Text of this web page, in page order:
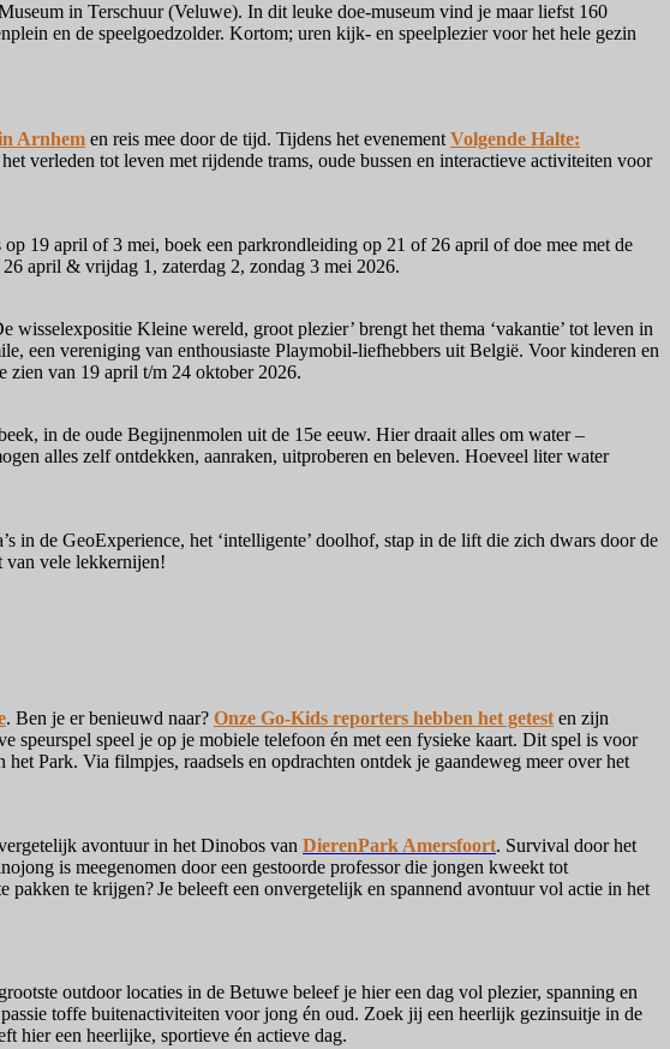
in Terschuur (Veluwe). In dit leuke doe-museum vind je maar liefst 160
en de speelgoedzolder. Kortom; uren kijk- en speelplezier voor het hele gezin
Arnhem en reis mee door de tijd. Tijdens het evenement Volgende Halte:
verleden tot leven met rijdende trams, oude bussen en interactieve activiteiten voor
19 april of 3 mei, boek een parkrondleiding op 21 of 26 april of doe mee met de
april & vrijdag 1, zaterdag 2, zondag 3 mei 2026.
Kleine wereld, groot plezier’ brengt het thema ‘vakantie’ tot leven in
een vereniging van enthousiaste Playmobil-liefhebbers uit België. Voor kinderen en
zien van 19 april t/m 24 oktober 2026.
in de oude Begijnenmolen uit de 15e eeuw. Hier draait alles om water –
alles zelf ontdekken, aanraken, uitproberen en beleven. Hoeveel liter water
in de GeoExperience, het ‘intelligente’ doolhof, stap in de lift die zich dwars door de
van vele lekkernijen!
. Ben je er benieuwd naar? Onze Go-Kids reporters hebben het getest en zijn
speel je op je mobiele telefoon én met een fysieke kaart. Dit spel is voor
Park. Via filmpjes, raadsels en opdrachten ontdek je gaandeweg meer over het
avontuur in het Dinobos van DierenPark Amersfoort. Survival door het
is meegenomen door een gestoorde professor die jongen kweekt tot
te krijgen? Je beleeft een onvergetelijk en spannend avontuur vol actie in het
outdoor locaties in de Betuwe beleef je hier een dag vol plezier, spanning en
toffe buitenactiviteiten voor jong én oud. Zoek jij een heerlijk gezinsuitje in de
hier een heerlijke, sportieve én actieve dag.